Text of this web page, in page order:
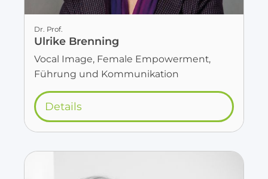
Dr. Prof.
Ulrike Brenning
Vocal Image, Female Empowerment,
Führung und Kommunikation
Details